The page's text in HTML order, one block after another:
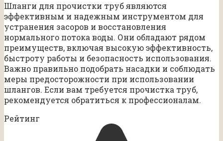
Шланги для прочистки труб являются
эффективным и надежным инструментом для
устранения засоров и восстановления
нормального потока воды. Они обладают рядом
преимуществ, включая высокую эффективность,
быстроту работы и безопасность использования.
Важно правильно подобрать насадки и соблюдать
меры предосторожности при использовании
шлангов. Если вам требуется прочистка труб,
рекомендуется обратиться к профессионалам.
Рейтинг